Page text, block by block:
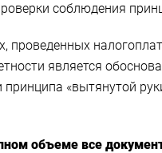
соблюдения
проведенных
является
«вытянутой
объеме все